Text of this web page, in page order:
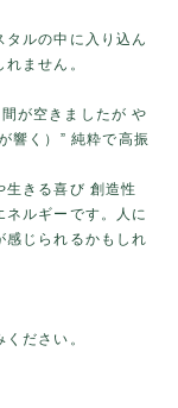
ルの中に入り込ん
ません。
が空きましたが や
響く）” 純粋で高振
生きる喜び 創造性
ルギーです。人に
じられるかもしれ
ださい。